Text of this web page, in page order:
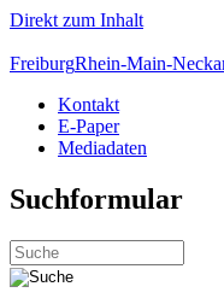
Direkt zum Inhalt
FreiburgRhein-Main-
Kontakt
E-Paper
Mediadaten
Suchformular